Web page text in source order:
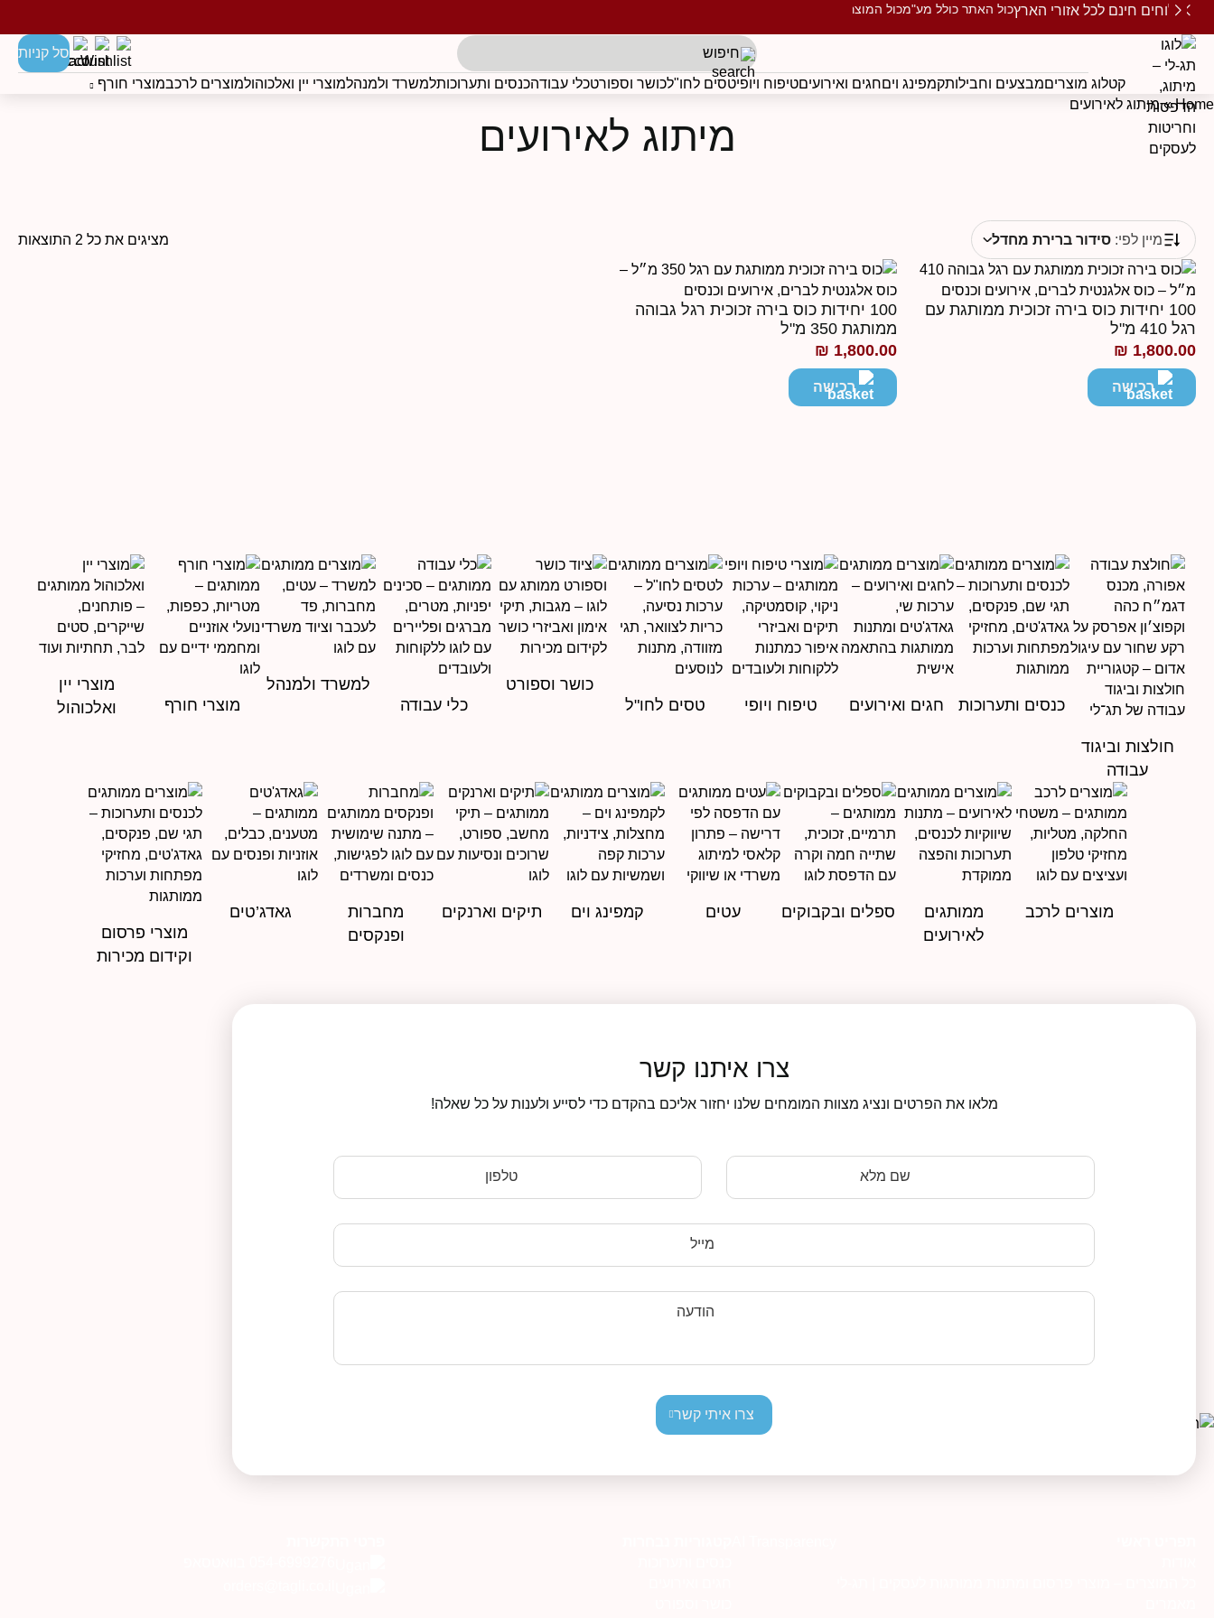
משלוחים חינם לכל אזורי הארץכול האתר כולל מע"מכול המוצרים ממותגים לפי בקשת הלקוח
סל קניות
קטלוג מוצריםמבצעים וחבילותקמפינג ויםחגים ואירועיםטיפוח ויופיטסים לחו"לכושר וספורטכלי עבודהכנסים ותערוכותלמשרד ולמנהלמוצרי יין ואלכוהולמוצרים לרכבמוצרי חורף
Home
»מיתוג לאירועים
מיתוג לאירועים
מציגים את כל ⁦2⁩ התוצאות מיין לפי: סידור ברירת מחדל
100 יחידות כוס בירה זכוכית ממותגת עם
רגל 410 מ"ל
₪ 1,800.00
רכישה
100 יחידות כוס בירה זכוכית רגל גבוהה
ממותגת 350 מ"ל
₪ 1,800.00
רכישה
חולצות וביגוד
עבודה
כנסים ותערוכות חגים ואירועים טיפוח ויופי טסים לחו"ל
כושר וספורט
כלי עבודה
למשרד ולמנהל
מוצרי חורף
מוצרי יין
ואלכוהול
מוצרים לרכב
ממותגים
לאירועים
ספלים ובקבוקים עטים קמפינג וים תיקים וארנקים
מחברות
ופנקסים
גאדג’טים
מוצרי פרסום
וקידום מכירות
צרו איתנו קשר
מלאו את הפרטים ונציג מצוות המומחים שלנו יחזור אליכם בהקדם כדי לסייע ולענות על כל שאלה!
שם מלא טלפון
מייל
הודעה
צרו איתי קשר